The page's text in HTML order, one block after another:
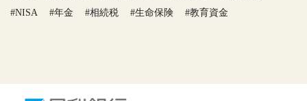
#NISA
#年金 #相続税 #生命保険 #教育資金